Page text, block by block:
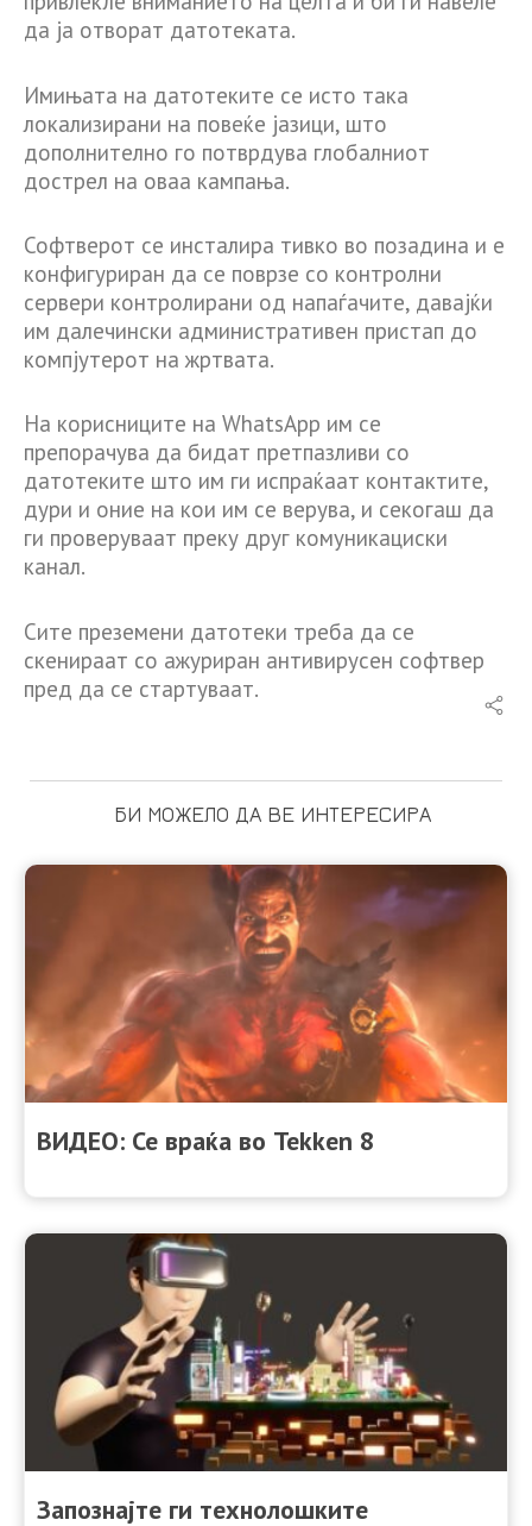
да ја отворат датотеката.
Имињата на датотеките се исто така
локализирани на повеќе јазици, што
дополнително го потврдува глобалниот
дострел на оваа кампања.
Софтверот се инсталира тивко во позадина и е
конфигуриран да се поврзе со контролни
сервери контролирани од напаѓачите, давајќи
им далечински административен пристап до
компјутерот на жртвата.
На корисниците на WhatsApp им се
препорачува да бидат претпазливи со
датотеките што им ги испраќаат контактите,
дури и оние на кои им се верува, и секогаш да
ги проверуваат преку друг комуникациски
канал.
Сите преземени датотеки треба да се
скенираат со ажуриран антивирусен софтвер
пред да се стартуваат.
БИ МОЖЕЛО ДА ВЕ ИНТЕРЕСИРА
ВИДЕО: Се враќа во Tekken 8
Запознајте ги технолошките